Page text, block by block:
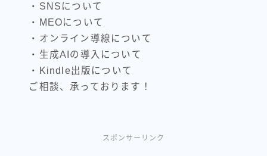
・SNSについて
・MEOについて
・オンライン導線について
・生成AIの導入について
・Kindle出版について
ご相談、承っております！
スポンサーリンク